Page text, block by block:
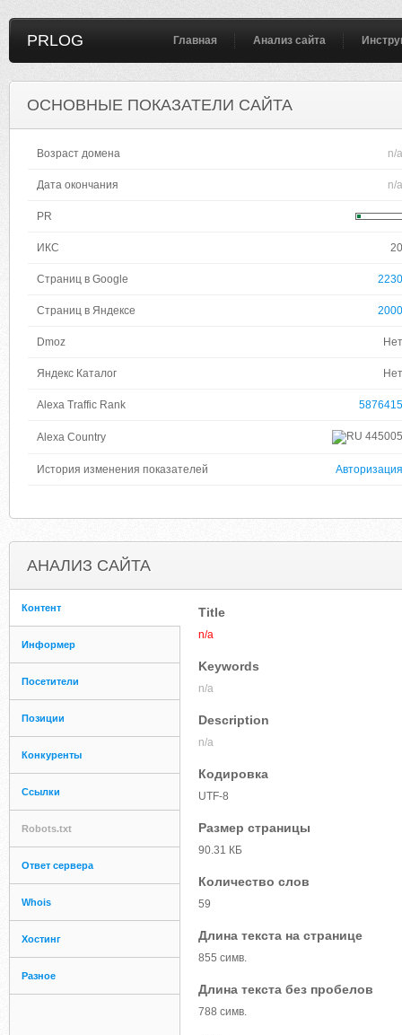
PRLOG Главная Анализ сайта
ОСНОВНЫЕ ПОКАЗАТЕЛИ САЙТА
Возраст домена n/a
Дата окончания n/a
PR
ИКС 20
Страниц в Google 2230
Страниц в Яндексе 2000
Dmoz Нет
Яндекс Каталог Нет
Alexa Traffic Rank 5876415
Alexa Country 445005
История изменения показателей Авторизация
АНАЛИЗ САЙТА
Контент
Информер
Посетители
Позиции
Конкуренты
Ссылки
Robots.txt
Ответ сервера
Whois
Хостинг
Разное
Title
n/a
Keywords
n/a
Description
n/a
Кодировка
UTF-8
Размер страницы
90.31 КБ
Количество слов
59
Длина текста на странице
855 симв.
Длина текста без пробелов
788 симв.